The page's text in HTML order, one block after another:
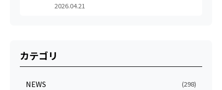
2026.04.21
カテゴリ
NEWS (298)